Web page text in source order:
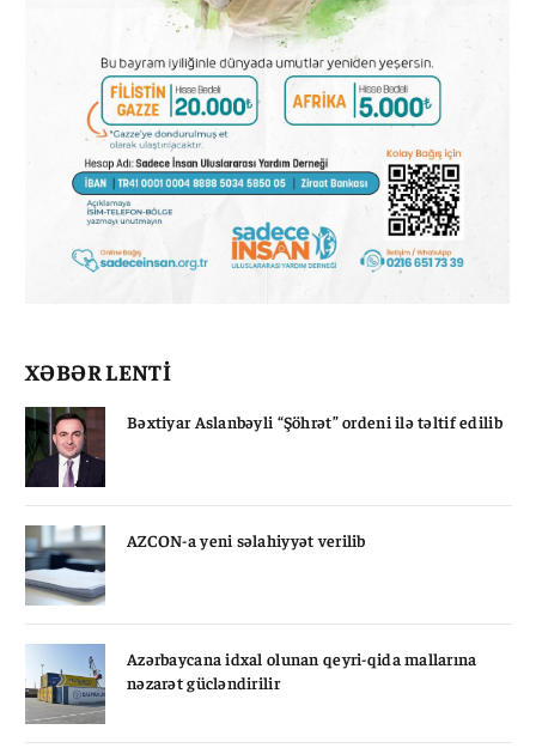
XƏBƏR LENTİ
Bəxtiyar Aslanbəyli “Şöhrət” ordeni ilə təltif edilib
AZCON-a yeni səlahiyyət verilib
Azərbaycana idxal olunan qeyri-qida mallarına
nəzarət gücləndirilir